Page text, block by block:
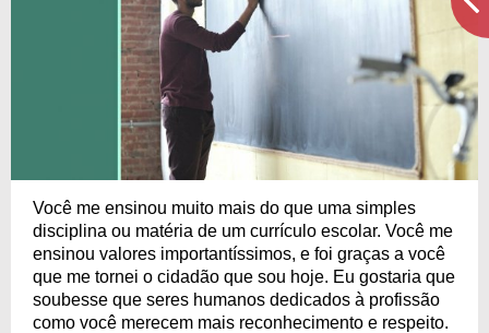
Você me ensinou muito mais do que uma simples
disciplina ou matéria de um currículo escolar. Você me
ensinou valores importantíssimos, e foi graças a você
que me tornei o cidadão que sou hoje. Eu gostaria que
soubesse que seres humanos dedicados à profissão
como você merecem mais reconhecimento e respeito.